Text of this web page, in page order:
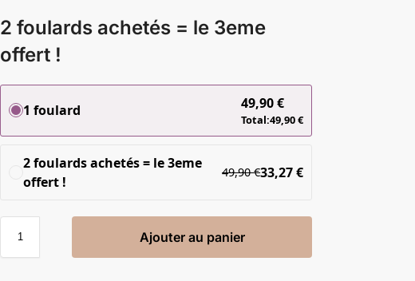
2 foulards achetés = le 3eme
offert !
1 foulard 49,90€
Total:49,90€
2 foulards achetés = le 3eme
offert !
49,90€33,27€
Ajouter au panier